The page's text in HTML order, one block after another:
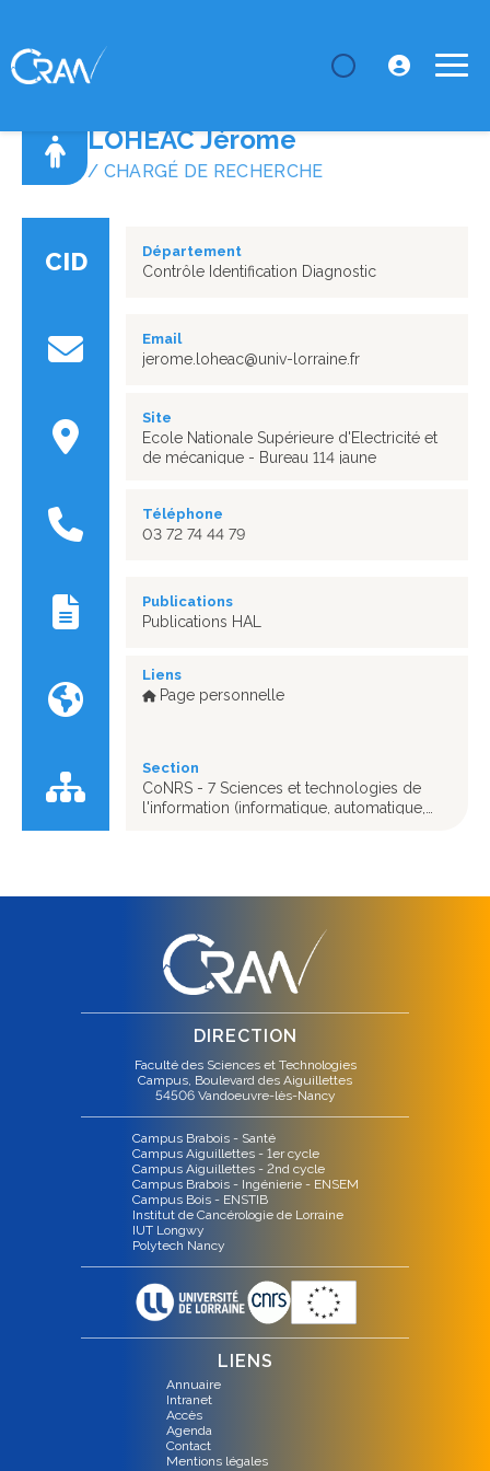
LE CRAN Annuaire
LOHEAC Jérome
/ CHARGÉ DE RECHERCHE
CID Département
Contrôle Identification Diagnostic
Email
jerome.loheac@univ-lorraine.fr
Site
Ecole Nationale Supérieure d'Electricité et
de mécanique - Bureau 114 jaune
Téléphone
03 72 74 44 79
Publications
Publications HAL
Liens
Page personnelle
Section
CoNRS - 7 Sciences et technologies de
l'information (informatique, automatique,
DIRECTION
Faculté des Sciences et Technologies
Campus, Boulevard des Aiguillettes
54506 Vandoeuvre-lès-Nancy
Campus Brabois - Santé
Campus Aiguillettes - 1er cycle
Campus Aiguillettes - 2nd cycle
Campus Brabois - Ingénierie - ENSEM
Campus Bois - ENSTIB
Institut de Cancérologie de Lorraine
IUT Longwy
Polytech Nancy
LIENS
Annuaire
Intranet
Accès
Agenda
Contact
Mentions légales